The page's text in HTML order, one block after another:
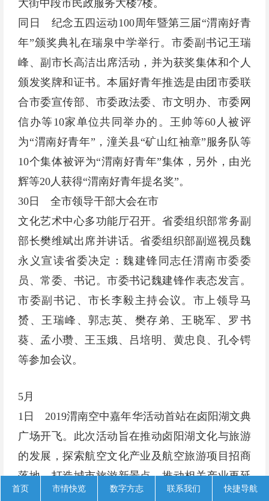
大街中段市民政服务大楼7楼。
同日 纪念五四运动100周年暨第三届“渭南好青
年”颁奖典礼在瑞泉中学举行。市委副书记王瑞
峰、副市长高洁出席活动，并为获奖集体和个人
颁发奖牌和证书。本届好青年推选是由团市委联
合市委宣传部、市委政法委、市文明办、市委网
信办等10家单位共同举办的。王帅等60人被评
为“渭南好青年”，潼关县“矿山红袖章”服务队等
10个集体被评为“渭南好青年”集体，另外，由光
辉等20人获得“渭南好青年提名奖”。
30日 全市领导干部大会在市
文化艺术中心多功能厅召开。省委组织部常务副
部长樊维斌出席并讲话。省委组织部副巡视员魏
永义宣读省委决定：魏建锋同志任渭南市委委
员、常委、书记。市委书记魏建锋作表态发言。
市委副书记、市长李毅主持会议。市上领导马
赟、王瑞峰、郭志英、樊存弟、王晓军、罗书
葵、孟小瓒、王玉娥、吕培明、黄忠良、孔令锷
等参加会议。
5月
1日 2019渭南空中嘉年华活动首站在卤阳湖文典
广场开飞。此次活动旨在推动卤阳湖文化与旅游
的发展，探索航空文化产业及航空旅游项目招商
落地，打造城市旅游新景点，推动相关产业再延
伸，吸引更多旅游新业态落户卤阳湖开发区。本
首页 市情快览 数字方志 联系我们 快捷导航